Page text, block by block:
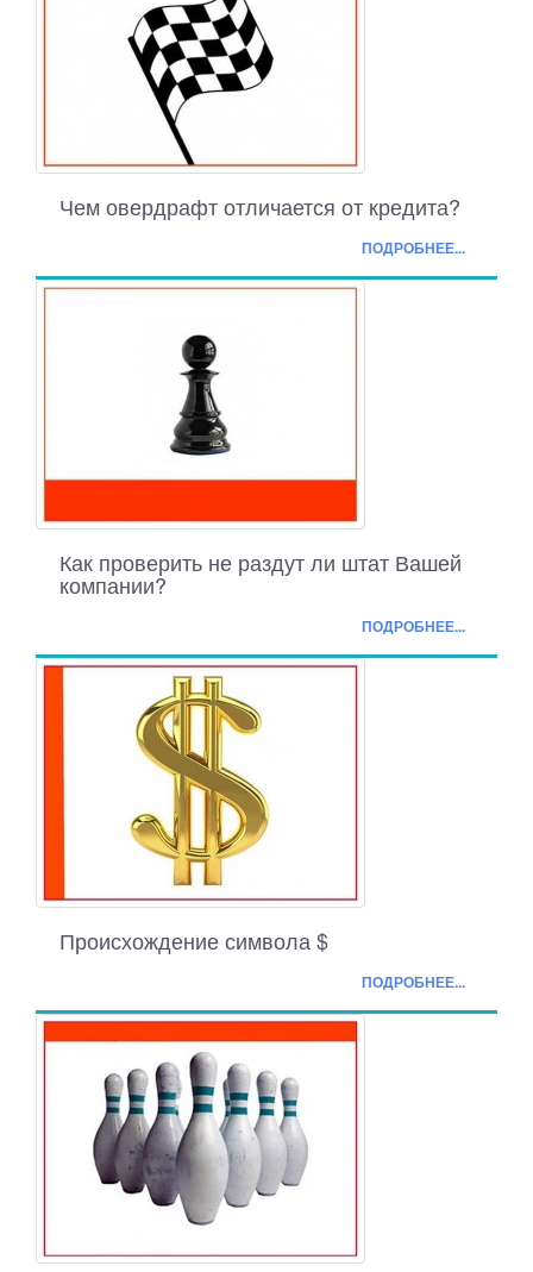
Чем овердрафт отличается от кредита?
ПОДРОБНЕЕ...
Как проверить не раздут ли штат Вашей
компании?
ПОДРОБНЕЕ...
Происхождение символа $
ПОДРОБНЕЕ...